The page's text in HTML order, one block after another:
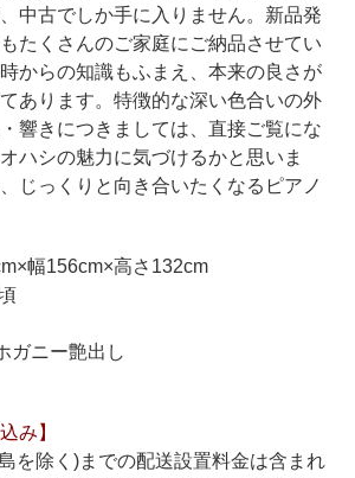
ピアノ
トピアノ
引越し
中古でしか手に入りません。新品発
たくさんのご家庭にご納品させてい
からの知識もふまえ、本来の良さが
あります。特徴的な深い色合いの外
響きにつきましては、直接ご覧にな
ハシの魅力に気づけるかと思いま
じっくりと向き合いたくなるピアノ
幅156cm×高さ132cm
ガニー艶出し
み】
を除く)までの配送設置料金は含まれ